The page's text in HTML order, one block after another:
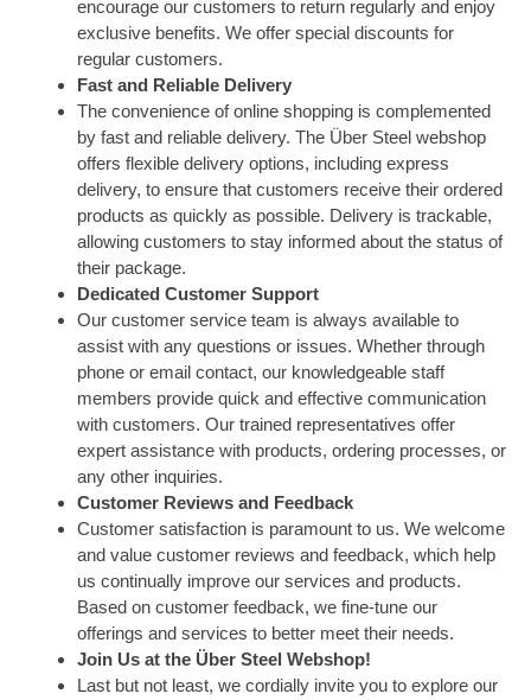
encourage our customers to return regularly and enjoy
exclusive benefits. We offer special discounts for
regular customers.
Fast and Reliable Delivery
The convenience of online shopping is complemented
by fast and reliable delivery. The Über Steel webshop
offers flexible delivery options, including express
delivery, to ensure that customers receive their ordered
products as quickly as possible. Delivery is trackable,
allowing customers to stay informed about the status of
their package.
Dedicated Customer Support
Our customer service team is always available to
assist with any questions or issues. Whether through
phone or email contact, our knowledgeable staff
members provide quick and effective communication
with customers. Our trained representatives offer
expert assistance with products, ordering processes, or
any other inquiries.
Customer Reviews and Feedback
Customer satisfaction is paramount to us. We welcome
and value customer reviews and feedback, which help
us continually improve our services and products.
Based on customer feedback, we fine-tune our
offerings and services to better meet their needs.
Join Us at the Über Steel Webshop!
Last but not least, we cordially invite you to explore our